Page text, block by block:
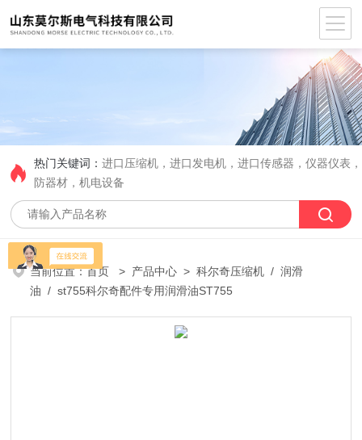
热门关键词：进口压缩机，进口发电机，进口传感器，仪器仪表
防器材，机电设备
当前位置：首页 > 产品中心 >科尔奇压缩机 /润滑
油 / st755科尔奇配件专用润滑油ST755